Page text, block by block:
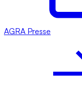
AGRA Presse